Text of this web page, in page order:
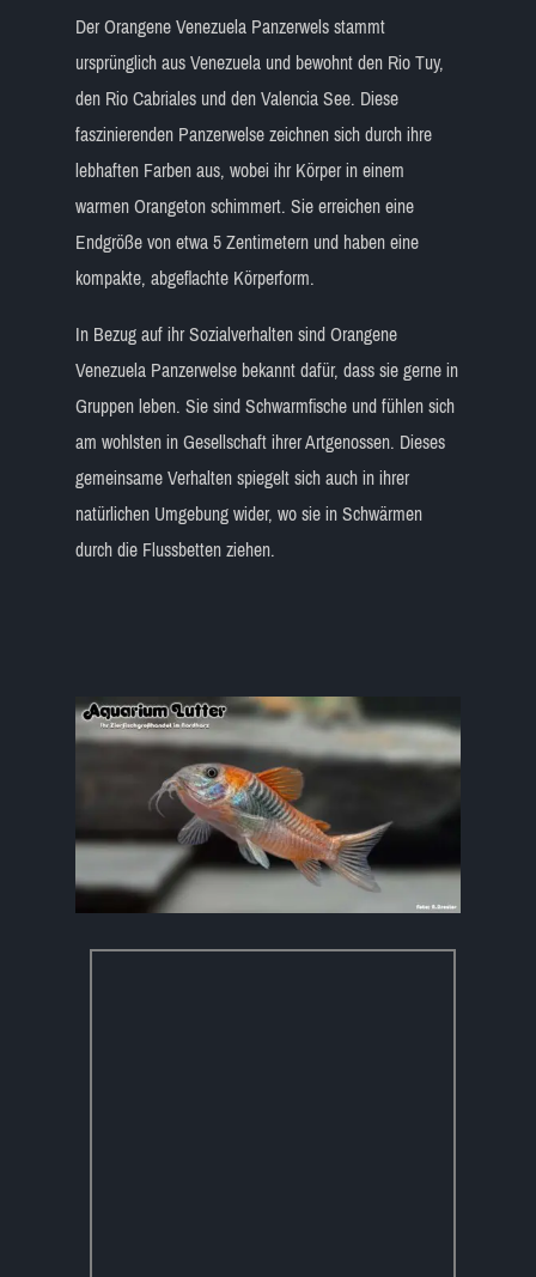
Der Orangene Venezuela Panzerwels stammt
ursprünglich aus Venezuela und bewohnt den Rio Tuy,
den Rio Cabriales und den Valencia See. Diese
faszinierenden Panzerwelse zeichnen sich durch ihre
lebhaften Farben aus, wobei ihr Körper in einem
warmen Orangeton schimmert. Sie erreichen eine
Endgröße von etwa 5 Zentimetern und haben eine
kompakte, abgeflachte Körperform.
In Bezug auf ihr Sozialverhalten sind Orangene
Venezuela Panzerwelse bekannt dafür, dass sie gerne in
Gruppen leben. Sie sind Schwarmfische und fühlen sich
am wohlsten in Gesellschaft ihrer Artgenossen. Dieses
gemeinsame Verhalten spiegelt sich auch in ihrer
natürlichen Umgebung wider, wo sie in Schwärmen
durch die Flussbetten ziehen.